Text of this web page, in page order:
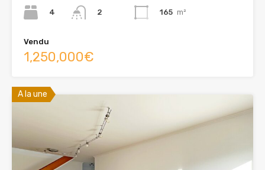
4
2
165 m²
Vendu
1,250,000€
A la une